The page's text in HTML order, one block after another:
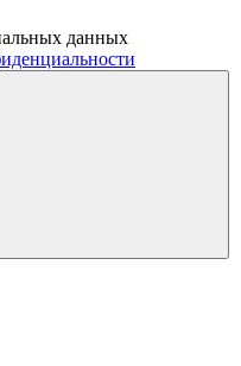
данных